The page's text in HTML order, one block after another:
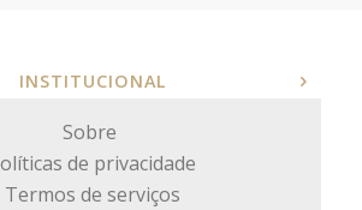
INSTITUCIONAL
Sobre
de privacidade
Termos de serviços